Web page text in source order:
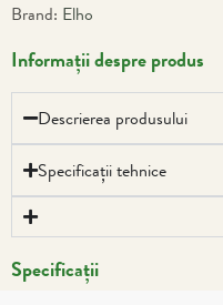
Brand: Elho
Informații despre produs
Descrierea produsului
Specificații tehnice
Specificații